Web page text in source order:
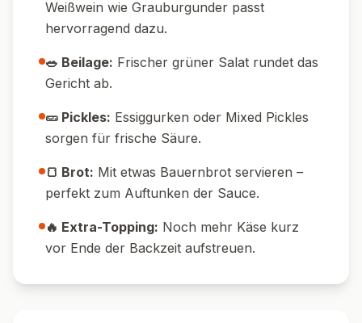
🔥 Temperatur-Tipp:
Grillfunktion nutzen.
Rosenkohl nach dem Kochen gut ab, damit
der Auflauf nicht wässrig wird.
🕒 Meal Prep:Am Vortag vorbereiten und
nur noch überbacken – spart Zeit!
🍽️ Portionsgröße: Reste lassen sich am
nächsten Tag super aufwärmen.
🥄 Soßentipp:Wer es saftiger mag, gibt 50